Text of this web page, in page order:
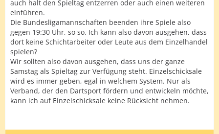
auch halt den Spieltag entzerren oder auch einen weiteren
einführen.
Die Bundesligamannschaften beenden ihre Spiele also
gegen 19:30 Uhr, so so. Ich kann also davon ausgehen, dass
dort keine Schichtarbeiter oder Leute aus dem Einzelhandel
spielen?
Wir sollten also davon ausgehen, dass uns der ganze
Samstag als Spieltag zur Verfügung steht. Einzelschicksale
wird es immer geben, egal in welchem System. Nur als
Verband, der den Dartsport fördern und entwickeln möchte,
kann ich auf Einzelschicksale keine Rücksicht nehmen.